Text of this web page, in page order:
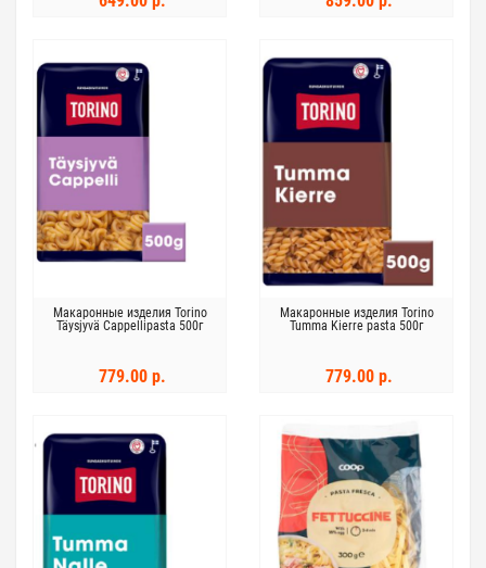
Макаронные изделия Torino
Täysjyvä Cappellipasta 500г
779.00 р.
Макаронные изделия Torino
Tumma Kierre pasta 500г
779.00 р.